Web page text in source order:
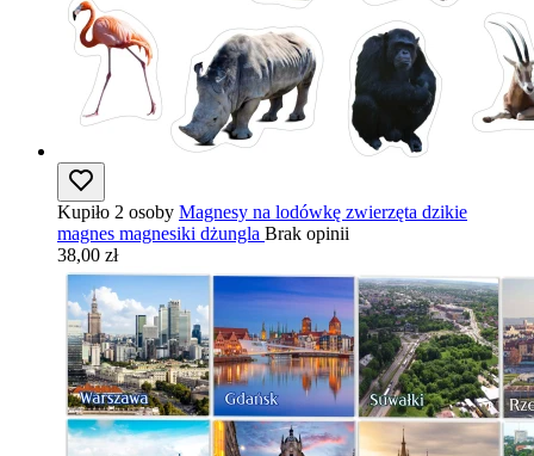
Kupiło 2 osoby Magnesy na lodówkę zwierzęta dzikie
magnes magnesiki dżungla Brak opinii
38,00 zł